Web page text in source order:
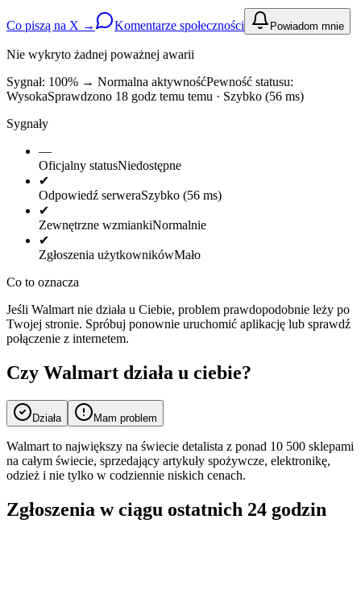
Co piszą na X → Komentarze społeczności Powiadom mnie
Nie wykryto żadnej poważnej awarii
Sygnał: 100% → Normalna aktywnośćPewność statusu:
WysokaSprawdzono 18 godz temu temu · Szybko (56 ms)
Sygnały
—
Oficjalny statusNiedostępne
✔
Odpowiedź serweraSzybko (56 ms)
✔
Zewnętrzne wzmiankiNormalnie
✔
Zgłoszenia użytkownikówMało
Co to oznacza
Jeśli Walmart nie działa u Ciebie, problem prawdopodobnie leży po
Twojej stronie. Spróbuj ponownie uruchomić aplikację lub sprawdź
połączenie z internetem.
Czy Walmart działa u ciebie?
Działa Mam problem
Walmart to największy na świecie detalista z ponad 10 500 sklepami
na całym świecie, sprzedający artykuły spożywcze, elektronikę,
odzież i nie tylko w codziennie niskich cenach.
Zgłoszenia w ciągu ostatnich 24 godzin